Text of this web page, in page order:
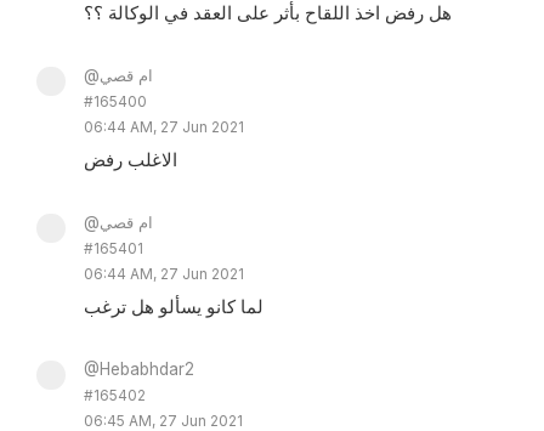
هل رفض اخذ اللقاح بأثر على العقد في الوكالة ؟؟
@ام قصي
#165400
06:44 AM, 27 Jun 2021
الاغلب رفض
@ام قصي
#165401
06:44 AM, 27 Jun 2021
لما كانو يسألو هل ترغب
@Hebabhdar2
#165402
06:45 AM, 27 Jun 2021